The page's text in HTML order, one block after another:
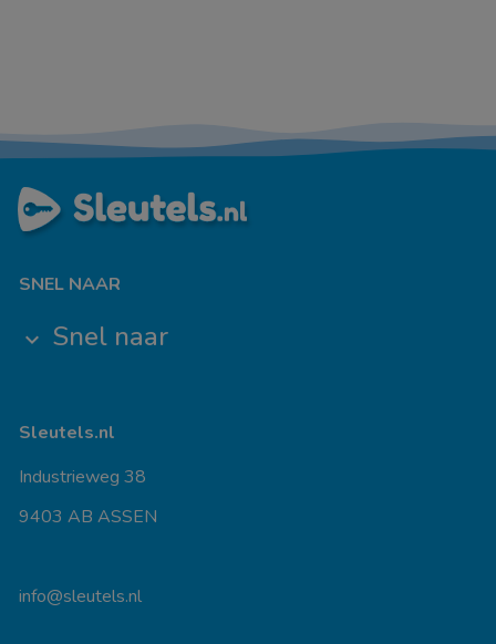
SNEL NAAR
keyboard_arrow_down Snel naar
Sleutels.nl
Industrieweg 38
9403 AB ASSEN
info@sleutels.nl